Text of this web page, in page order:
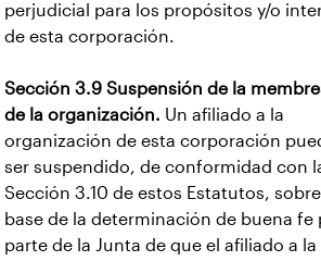
perjudicial para los propósitos y/o
de esta corporación.
Sección 3.9 Suspensión de la
de la organización. Un afiliado a la
organización de esta corporación
ser suspendido, de conformidad con
Sección 3.10 de estos Estatutos,
base de la determinación de buena fe
parte de la Junta de que el afiliado a la